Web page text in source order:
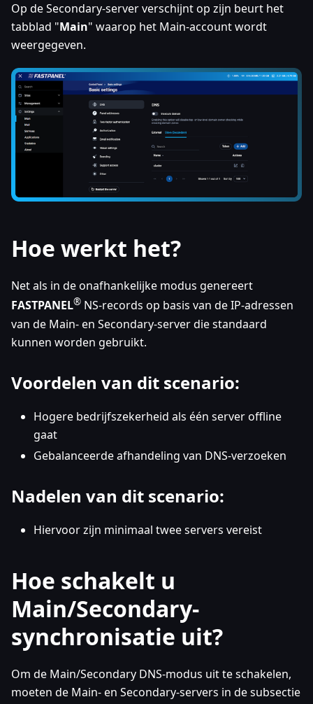
Op de Secondary-server verschijnt op zijn beurt het
tabblad "Main" waarop het Main-account wordt
weergegeven.
Hoe werkt het?
Net als in de onafhankelijke modus genereert
FASTPANEL® NS-records op basis van de IP-adressen
van de Main- en Secondary-server die standaard
kunnen worden gebruikt.
Voordelen van dit scenario:
Hogere bedrijfszekerheid als één server offline
gaat
Gebalanceerde afhandeling van DNS-verzoeken
Nadelen van dit scenario:
Hiervoor zijn minimaal twee servers vereist
Hoe schakelt u
Main/Secondary-
synchronisatie uit?
Om de Main/Secondary DNS-modus uit te schakelen,
moeten de Main- en Secondary-servers in de subsectie